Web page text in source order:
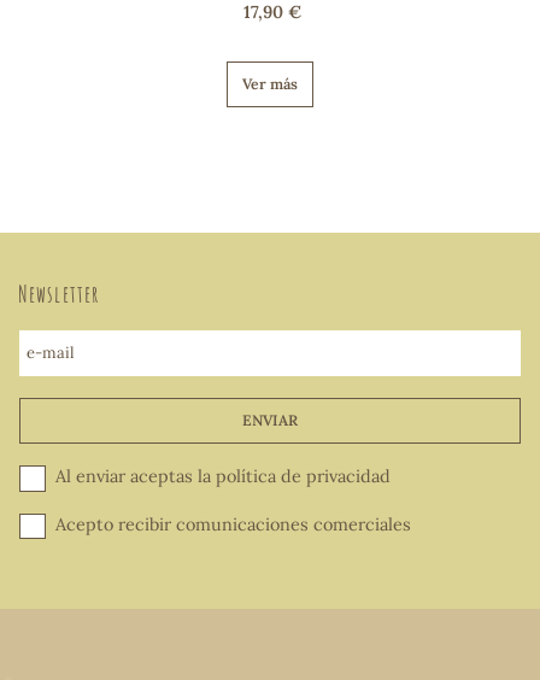
17,90 €
Ver más
Newsletter
e-mail
ENVIAR
Al enviar aceptas la política de privacidad
Acepto recibir comunicaciones comerciales